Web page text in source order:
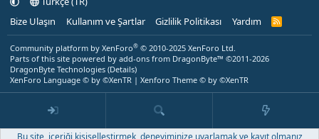
Bize Ulaşın
Kullanım ve Şartlar Gizlilik Politikası Yardım
R
Community platform by XenForo® © 2010-2025 XenForo Ltd.
Parts of this site powered by add-ons from DragonByte™ ©2011-2026
DragonByte Technologies (Details)
XenForo Language © by ©XenTR | Xenforo Theme © by ©XenTR
Bu site, içeriği kişiselleştirmek, deneyiminize uyarlamak ve kayıt olmanız